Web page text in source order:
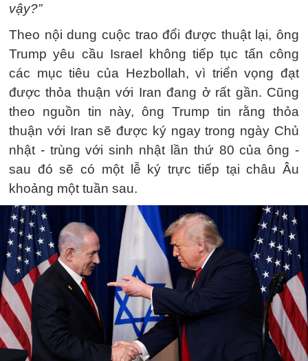
vậy?”
Theo nội dung cuộc trao đổi được thuật lại, ông
Trump yêu cầu Israel không tiếp tục tấn công
các mục tiêu của Hezbollah, vì triển vọng đạt
được thỏa thuận với Iran đang ở rất gần. Cũng
theo nguồn tin này, ông Trump tin rằng thỏa
thuận với Iran sẽ được ký ngay trong ngày Chủ
nhật - trùng với sinh nhật lần thứ 80 của ông -
sau đó sẽ có một lễ ký trực tiếp tại châu Âu
khoảng một tuần sau.